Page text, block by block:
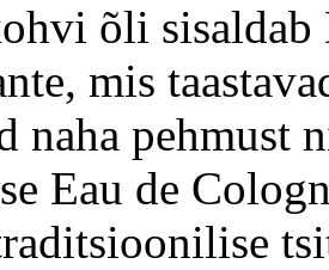
õli
mis
naha pehmust
Eau de